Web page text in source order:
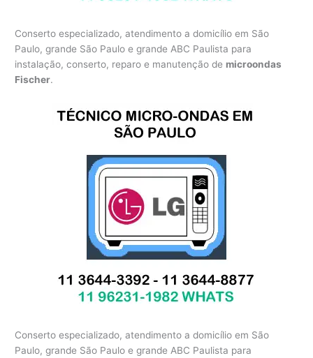
Conserto especializado, atendimento a domicílio em São
Paulo, grande São Paulo e grande ABC Paulista para
instalação, conserto, reparo e manutenção de microondas
Fischer.
Conserto especializado, atendimento a domicílio em São
Paulo, grande São Paulo e grande ABC Paulista para